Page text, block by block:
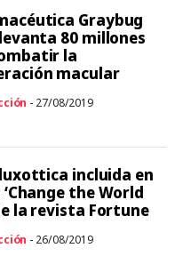
Graybug
80 millones
la
macular
- 27/08/2019
incluida en
the World
la revista Fortune
- 26/08/2019